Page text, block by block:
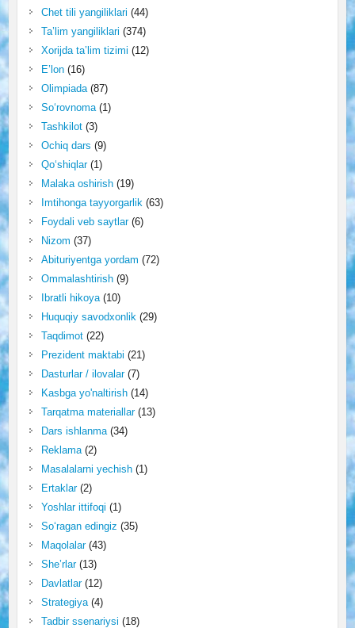
Chet tili yangiliklari (44)
Ta’lim yangiliklari (374)
Xorijda ta’lim tizimi (12)
E’lon(16)
Olimpiada(87)
So‘rovnoma(1)
Tashkilot(3)
Ochiq dars (9)
Qo‘shiqlar(1)
Malaka oshirish(19)
Imtihonga tayyorgarlik(63)
Foydali veb saytlar(6)
Nizom (37)
Abituriyentga yordam (72)
Ommalashtirish(9)
Ibratli hikoya(10)
Huquqiy savodxonlik(29)
Taqdimot(22)
Prezident maktabi (21)
Dasturlar / ilovalar(7)
Kasbga yo'naltirish(14)
Tarqatma materiallar(13)
Dars ishlanma(34)
Reklama(2)
Masalalarni yechish(1)
Ertaklar(2)
Yoshlar ittifoqi (1)
So‘ragan edingiz (35)
Maqolalar(43)
She’rlar(13)
Davlatlar(12)
Strategiya(4)
Tadbir ssenariysi (18)